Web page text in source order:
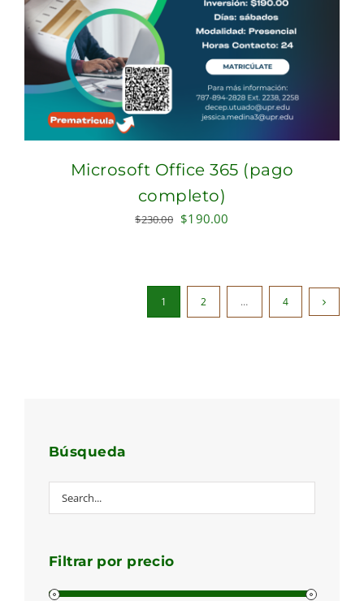
Microsoft Office 365 (pago
completo)
$230.00 Original
$190.00
1 2 … 4
Búsqueda
Filtrar por precio